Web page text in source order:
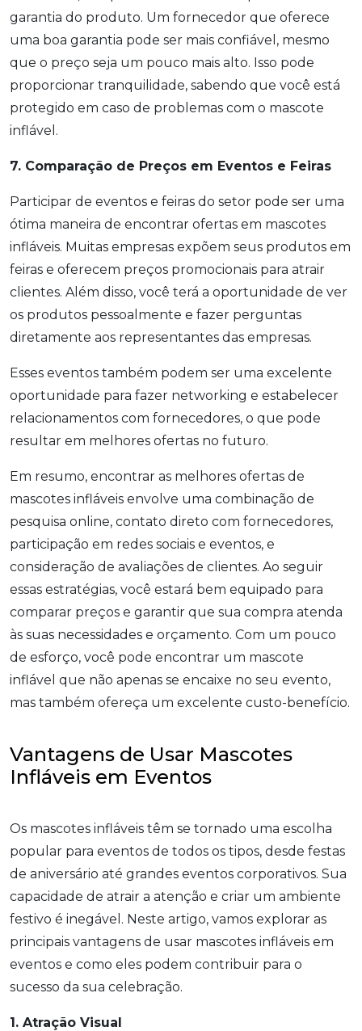
garantia do produto. Um fornecedor que oferece
uma boa garantia pode ser mais confiável, mesmo
que o preço seja um pouco mais alto. Isso pode
proporcionar tranquilidade, sabendo que você está
protegido em caso de problemas com o mascote
inflável.
7. Comparação de Preços em Eventos e Feiras
Participar de eventos e feiras do setor pode ser uma
ótima maneira de encontrar ofertas em mascotes
infláveis. Muitas empresas expõem seus produtos em
feiras e oferecem preços promocionais para atrair
clientes. Além disso, você terá a oportunidade de ver
os produtos pessoalmente e fazer perguntas
diretamente aos representantes das empresas.
Esses eventos também podem ser uma excelente
oportunidade para fazer networking e estabelecer
relacionamentos com fornecedores, o que pode
resultar em melhores ofertas no futuro.
Em resumo, encontrar as melhores ofertas de
mascotes infláveis envolve uma combinação de
pesquisa online, contato direto com fornecedores,
participação em redes sociais e eventos, e
consideração de avaliações de clientes. Ao seguir
essas estratégias, você estará bem equipado para
comparar preços e garantir que sua compra atenda
às suas necessidades e orçamento. Com um pouco
de esforço, você pode encontrar um mascote
inflável que não apenas se encaixe no seu evento,
mas também ofereça um excelente custo-benefício.
Vantagens de Usar Mascotes
Infláveis em Eventos
Os mascotes infláveis têm se tornado uma escolha
popular para eventos de todos os tipos, desde festas
de aniversário até grandes eventos corporativos. Sua
capacidade de atrair a atenção e criar um ambiente
festivo é inegável. Neste artigo, vamos explorar as
principais vantagens de usar mascotes infláveis em
eventos e como eles podem contribuir para o
sucesso da sua celebração.
1. Atração Visual